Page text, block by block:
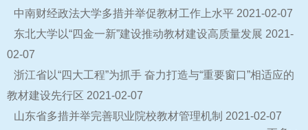
中南财经政法大学多措并举促教材工作上水平 2021-02-07
东北大学以“四金一新”建设推动教材建设高质量发展 2021-
02-07
浙江省以“四大工程”为抓手 奋力打造与“重要窗口”相适应的
教材建设先行区 2021-02-07
山东省多措并举完善职业院校教材管理机制 2021-02-07